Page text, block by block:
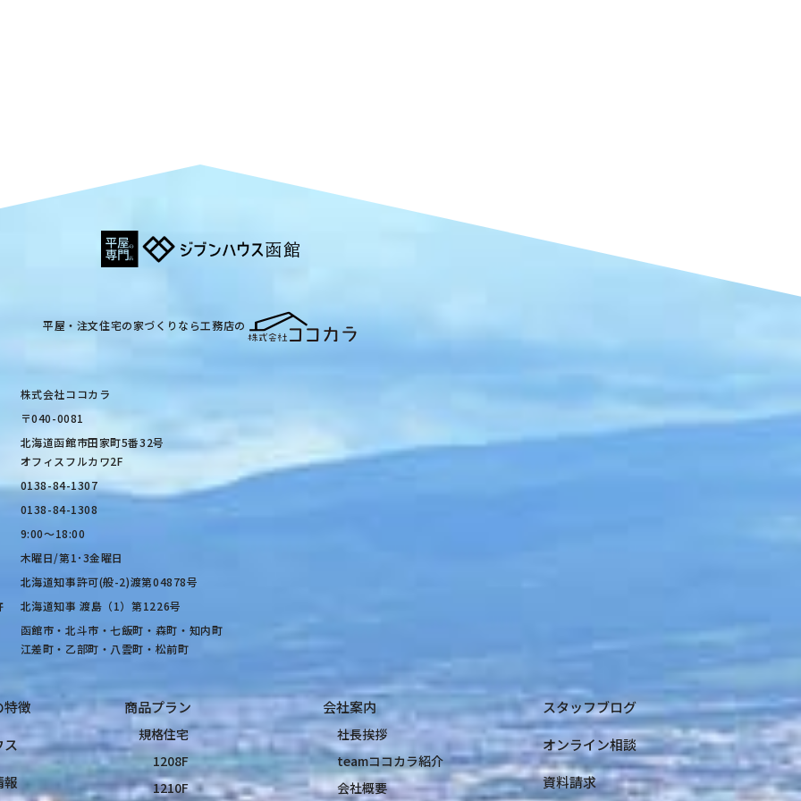
平屋・注文住宅の家づくりなら工務店の
株式会社ココカラ
〒040-0081
北海道函館市田家町5番32号
オフィスフルカワ2F
0138-84-1307
0138-84-1308
9:00〜18:00
木曜日/第1･3金曜日
北海道知事許可(般-2)渡第04878号
北海道知事 渡島（1）第1226号
函館市・北斗市・七飯町・森町・知内町
江差町・乙部町・八雲町・松前町
特徴
ス
報
商品プラン
規格住宅
1208F
1210F
会社案内
社長挨拶
teamココカラ紹介
会社概要
スタッフブログ
オンライン相談
資料請求